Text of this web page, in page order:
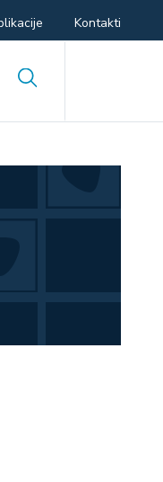
Kontakti
Search